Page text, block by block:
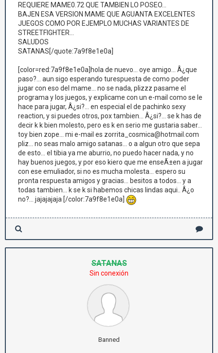
REQUIERE MAME0.72 QUE TAMBIEN LO POSEO...
BAJEN ESA VERSION MAME QUE AGUANTA EXCELENTES
JUEGOS COMO POR EJEMPLO MUCHAS VARIANTES DE
STREETFIGHTER...
SALUDOS
SATANAS[/quote:7a9f8e1e0a]
[color=red:7a9f8e1e0a]hola de nuevo... oye amigo... Â¿que
paso?... aun sigo esperando turespuesta de como poder
jugar con eso del mame... no se nada, plizzz pasame el
programa y los juegos, y explicame con un e-mail como se le
hace para jugar, Â¿si?... en especial el de pachinko sexy
reaction, y si puedes otros, pox tambien... Â¿si?... se k has de
decir k k bien molesto, pero es k en serio me gustaria saber...
toy bien zope... mi e-mail es zorrita_cosmica@hotmail.com
pliz... no seas malo amigo satanas... o a algun otro que sepa
de esto... el tibia ya me aburrio, no puedo hacer nada, y no
hay buenos juegos, y por eso kiero que me enseÃ±en a jugar
con ese emuliador, si no es mucha molesta... espero su
pronta respuesta amigos y gracias... besitos a todos... y a
todas tambien... k se k si habemos chicas lindas aqui.. Â¿o
no?... jajajajaja [/color:7a9f8e1e0a]
SATANAS
Sin conexión
Banned